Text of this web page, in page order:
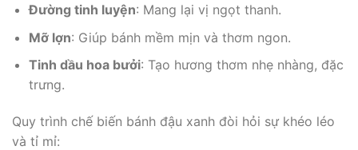
Đường tinh luyện: Mang lại vị ngọt thanh.
Mỡ lợn: Giúp bánh mềm mịn và thơm ngon.
Tinh dầu hoa bưởi: Tạo hương thơm nhẹ nhàng, đặc
trưng.
Quy trình chế biến bánh đậu xanh đòi hỏi sự khéo léo
và tỉ mỉ: